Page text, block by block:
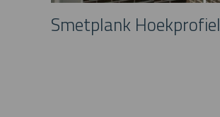
Smetplank Hoekprofiel